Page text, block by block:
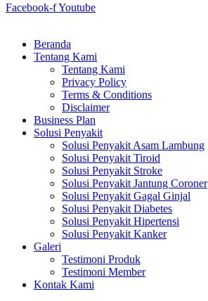
Facebook-fYoutube
Beranda
Tentang Kami
Tentang Kami
Privacy Policy
Terms & Conditions
Disclaimer
Business Plan
Solusi Penyakit
Solusi Penyakit Asam Lambung
Solusi Penyakit Tiroid
Solusi Penyakit Stroke
Solusi Penyakit Jantung Coroner
Solusi Penyakit Gagal Ginjal
Solusi Penyakit Diabetes
Solusi Penyakit Hipertensi
Solusi Penyakit Kanker
Galeri
Testimoni Produk
Testimoni Member
Kontak Kami